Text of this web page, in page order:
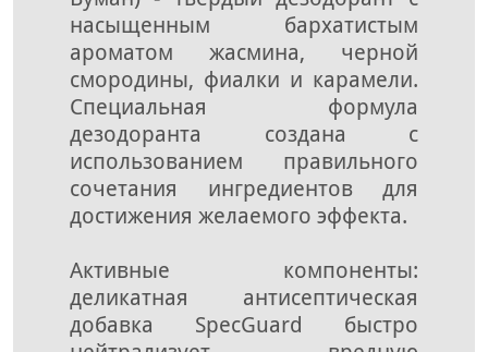
насыщенным бархатистым
ароматом жасмина, черной
смородины, фиалки и карамели.
Специальная формула
дезодоранта создана с
использованием правильного
сочетания ингредиентов для
достижения желаемого эффекта.
Активные компоненты:
деликатная антисептическая
добавка SpecGuard быстро